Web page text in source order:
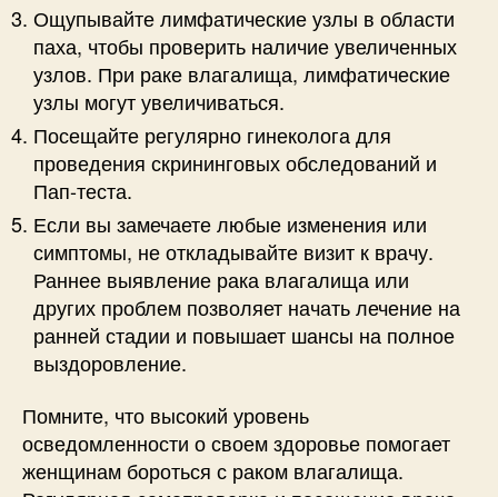
Ощупывайте лимфатические узлы в области
паха, чтобы проверить наличие увеличенных
узлов. При раке влагалища, лимфатические
узлы могут увеличиваться.
Посещайте регулярно гинеколога для
проведения скрининговых обследований и
Пап-теста.
Если вы замечаете любые изменения или
симптомы, не откладывайте визит к врачу.
Раннее выявление рака влагалища или
других проблем позволяет начать лечение на
ранней стадии и повышает шансы на полное
выздоровление.
Помните, что высокий уровень
осведомленности о своем здоровье помогает
женщинам бороться с раком влагалища.